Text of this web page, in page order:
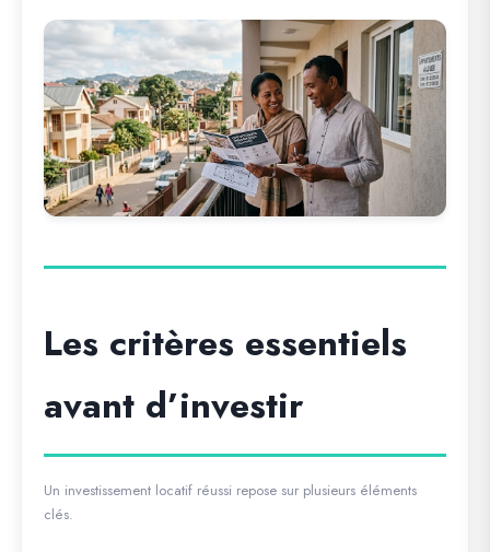
Les critères essentiels
avant d’investir
Un investissement locatif réussi repose sur plusieurs éléments
clés.